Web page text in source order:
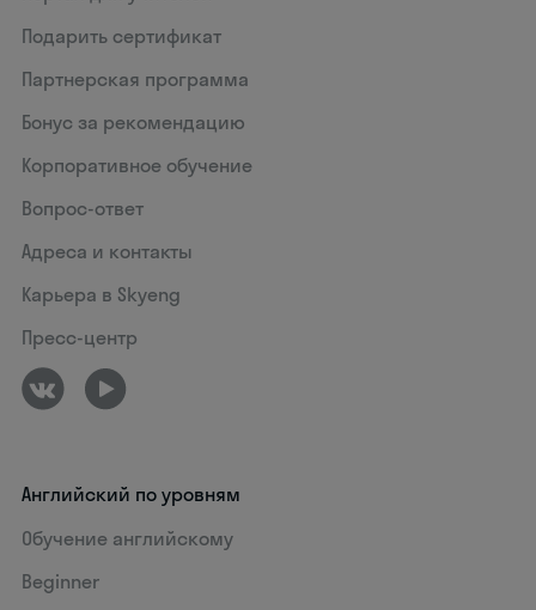
Подарить сертификат
Партнерская программа
Бонус за рекомендацию
Корпоративное обучение
Вопрос-ответ
Адреса и контакты
Карьера в Skyeng
Пресс-центр
Английский по уровням
Обучение английскому
Beginner